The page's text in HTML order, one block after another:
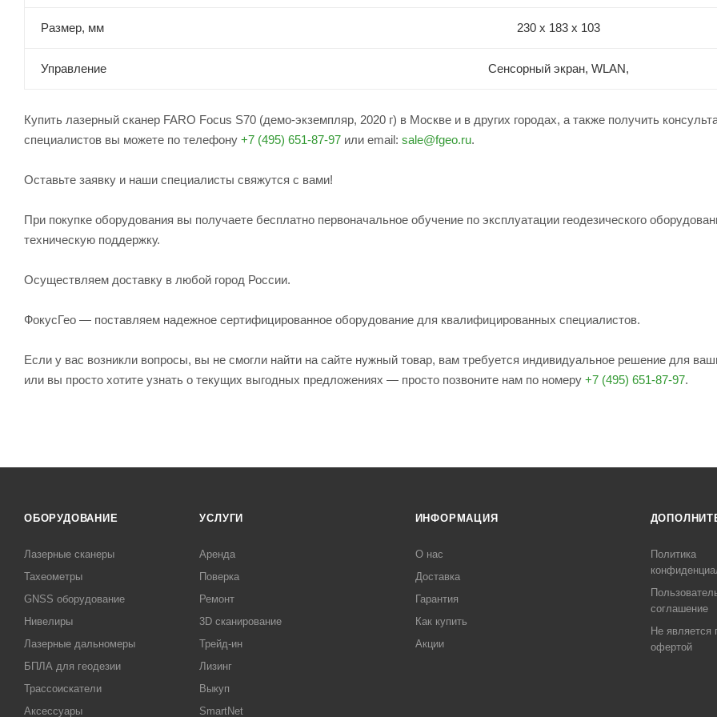
Размер, мм 230 x 183 x 103
Управление Сенсорный экран, WLAN,
Купить лазерный сканер FARO Focus S70 (демо-экземпляр, 2020 г) в Москве и в других городах, а также получить
специалистов вы можете по телефону +7 (495) 651-87-97 или email: sale@fgeo.ru.
Оставьте заявку и наши специалисты свяжутся с вами!
При покупке оборудования вы получаете бесплатно первоначальное обучение по эксплуатации геодезического
техническую поддержку.
Осуществляем доставку в любой город России.
ФокусГео — поставляем надежное сертифицированное оборудование для квалифицированных специалистов.
Если у вас возникли вопросы, вы не смогли найти на сайте нужный товар, вам требуется индивидуальное решение для
или вы просто хотите узнать о текущих выгодных предложениях — просто позвоните нам по номеру +7 (495) 651-87-97.
ОБОРУДОВАНИЕ
Лазерные сканеры
Тахеометры
GNSS оборудование
Нивелиры
Лазерные дальномеры
БПЛА для геодезии
Трассоискатели
Аксессуары
УСЛУГИ
Аренда
Поверка
Ремонт
3D сканирование
Трейд-ин
Лизинг
Выкуп
SmartNet
ИНФОРМАЦИЯ
О нас
Доставка
Гарантия
Как купить
Акции
Политика
соглашение
Не является
офертой